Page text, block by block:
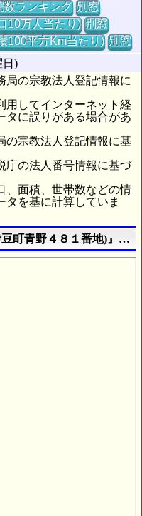
数ランキング 別窓
10万人当たり) 別窓
100平方Km当たり) 別窓
日)
局の宗教法人登記情報に
用してインターネット経
タに誤りがある場合があ
の宗教法人登記情報に基
庁の法人番号情報に基づ
、面積、世帯数などの情
タを基に計算していま
町青野４８１番地)』の